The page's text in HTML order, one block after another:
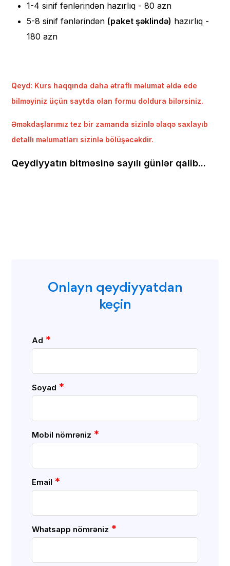
Onlayn qeydiyyatdan
keçin
Ad *
Soyad *
Mobil nömrəniz *
Email *
Whatsapp nömrəniz *
1-4 sinif fənlərindən hazırlıq - 80 azn
5-8 sinif fənlərindən (paket şəklində) hazırlıq -
180 azn
Qeyd: Kurs haqqında daha ətraflı məlumat əldə ede
bilməyiniz üçün saytda olan formu doldura bilərsiniz.
Əməkdaşlarımız tez bir zamanda sizinlə əlaqə saxlayıb
detallı məlumatları sizinlə bölüşəcəkdir.
Qeydiyyatın bitməsinə sayılı günlər qalib...